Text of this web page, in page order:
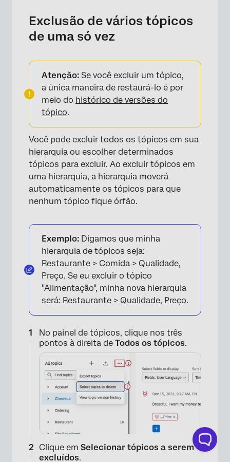
×
Exclusão de vários tópicos
de uma só vez
Atenção: Se você excluir um tópico,
a única maneira de restaurá-lo é por
meio do histórico de versões do
tópico.
Você pode excluir todos os tópicos em sua
hierarquia ou escolher determinados
tópicos para excluir. Ao excluir tópicos em
uma hierarquia, a hierarquia moverá
automaticamente os tópicos para que
nenhum tópico fique órfão.
Exemplo: Digamos que minha
hierarquia de tópicos seja:
Restaurante > Comida > Qualidade,
Preço. Se eu excluir o tópico
"Alimentação", minha nova hierarquia
será: Restaurante > Qualidade, Preço.
No painel de tópicos, clique nos três
pontos à direita de Todos os tópicos.
Clique em Selecionar tópicos a serem
excluídos.